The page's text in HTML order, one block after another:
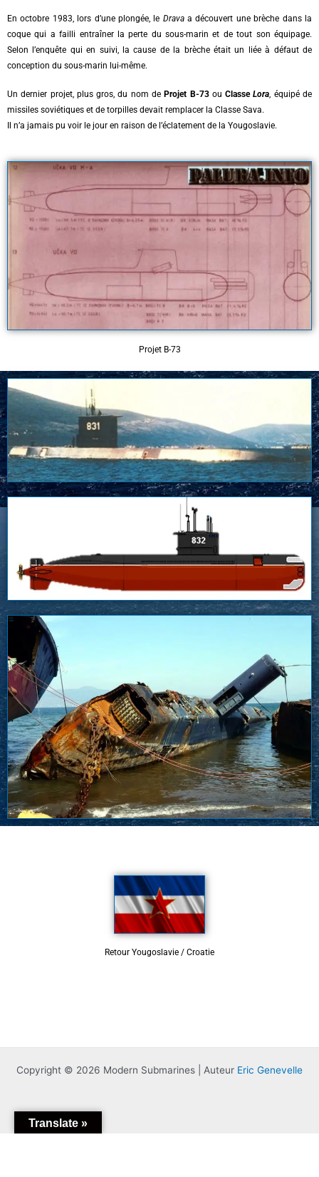
En octobre 1983, lors d’une plongée, le Dravaa découvert une brèche dans la
coque qui a failli entraîner la perte du sous-marin et de tout son équipage.
Selon l’enquête qui en suivi, la cause de la brèche était un liée à défaut de
conception du sous-marin lui-même.
Un dernier projet, plus gros, du nom de Projet B-73ou ClasseLora, équipé de
missiles soviétiques et de torpilles devait remplacer la Classe Sava.
Il n’a jamais pu voir le jour en raison de l’éclatement de la Yougoslavie.
Projet B-73
Retour Yougoslavie / Croatie
Copyright © 2026 Modern Submarines | Auteur Eric Genevelle
Translate »